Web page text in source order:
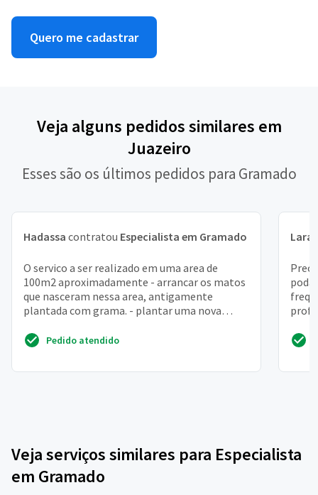
Quero me cadastrar
Veja alguns pedidos similares em
Juazeiro
Esses são os últimos pedidos para Gramado
Hadassa contratou Especialista em Gramado
O servico a ser realizado em uma area de
100m2 aproximadamente - arrancar os matos
que nasceram nessa area, antigamente
plantada com grama. - plantar uma nova
Pedido atendido
Lara
Veja serviços similares para Especialista
em Gramado